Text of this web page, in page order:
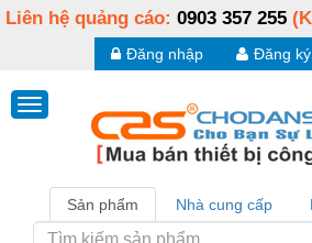
Liên hệ quảng cáo: 0903 357 255
Đăng ký
Đăng nhập
Sản phẩm Nhà cung cấp